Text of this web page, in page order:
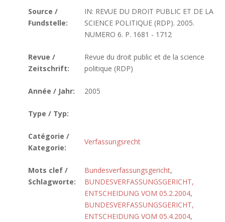
Source /
Fundstelle:
IN: REVUE DU DROIT PUBLIC ET DE LA
SCIENCE POLITIQUE (RDP). 2005.
NUMERO 6. P. 1681 - 1712
Revue /
Zeitschrift:
Revue du droit public et de la science
politique (RDP)
Année / Jahr: 2005
Type / Typ:
Catégorie /
Kategorie:
Verfassungsrecht
Mots clef /
Schlagworte:
Bundesverfassungsgericht,
BUNDESVERFASSUNGSGERICHT,
ENTSCHEIDUNG VOM 05.2.2004,
BUNDESVERFASSUNGSGERICHT,
ENTSCHEIDUNG VOM 05.4.2004,